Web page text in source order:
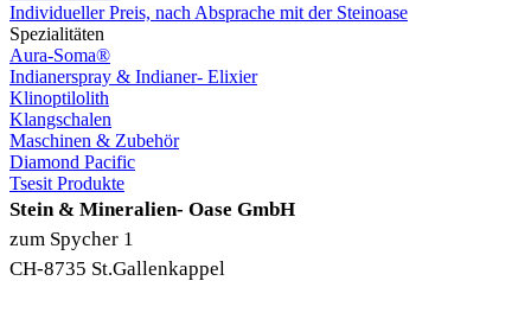
Individueller Preis, nach Absprache mit der Steinoase
Spezialitäten
Aura-Soma®
Indianerspray & Indianer- Elixier
Klinoptilolith
Klangschalen
Maschinen & Zubehör
Diamond Pacific
Tsesit Produkte
Stein & Mineralien- Oase GmbH
zum Spycher 1
CH-8735 St.Gallenkappel